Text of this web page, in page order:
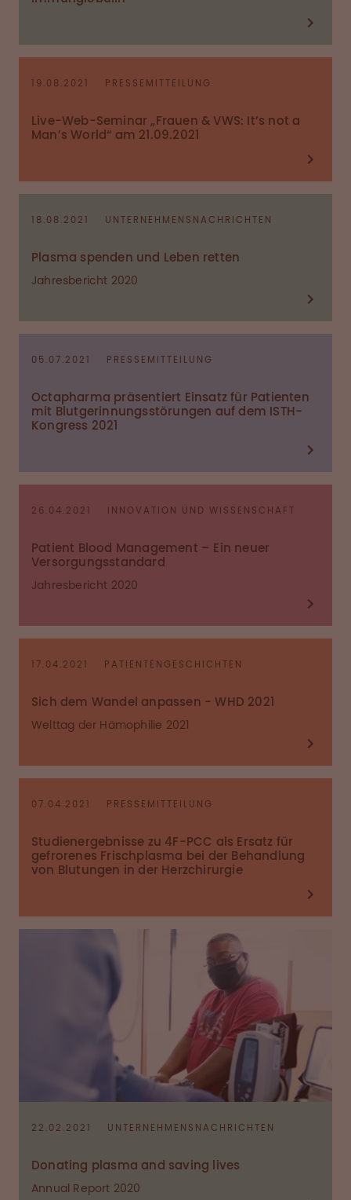
19.08.2021 PRESSEMITTEILUNG
Live-Web-Seminar „Frauen & VWS: It’s not a
Man’s World“ am 21.09.2021
18.08.2021 UNTERNEHMENSNACHRICHTEN
Plasma spenden und Leben retten
Jahresbericht 2020
05.07.2021 PRESSEMITTEILUNG
Octapharma präsentiert Einsatz für Patienten
mit Blutgerinnungsstörungen auf dem ISTH-
Kongress 2021
26.04.2021 INNOVATION UND WISSENSCHAFT
Patient Blood Management – Ein neuer
Versorgungsstandard
Jahresbericht 2020
17.04.2021 PATIENTENGESCHICHTEN
Sich dem Wandel anpassen - WHD 2021
Welttag der Hämophilie 2021
07.04.2021 PRESSEMITTEILUNG
Studienergebnisse zu 4F-PCC als Ersatz für
gefrorenes Frischplasma bei der Behandlung
von Blutungen in der Herzchirurgie
22.02.2021 UNTERNEHMENSNACHRICHTEN
Donating plasma and saving lives
Annual Report 2020